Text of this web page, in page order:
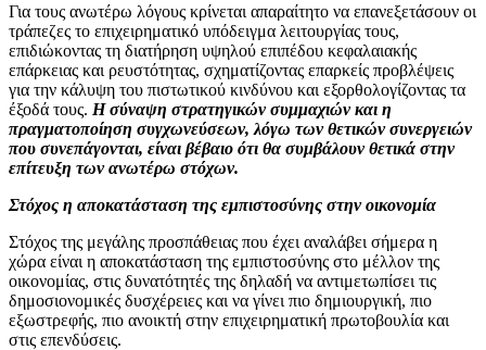
Για τους ανωτέρω λόγους κρίνεται απαραίτητο να επανεξετάσουν οι
τράπεζες το επιχειρηματικό υπόδειγμα λειτουργίας τους,
επιδιώκοντας τη διατήρηση υψηλού επιπέδου κεφαλαιακής
επάρκειας και ρευστότητας, σχηματίζοντας επαρκείς προβλέψεις
για την κάλυψη του πιστωτικού κινδύνου και εξορθολογίζοντας τα
έξοδά τους. Η σύναψη στρατηγικών συμμαχιών και η
πραγματοποίηση συγχωνεύσεων, λόγω των θετικών συνεργειών
που συνεπάγονται, είναι βέβαιο ότι θα συμβάλουν θετικά στην
επίτευξη των ανωτέρω στόχων.
Στόχος η αποκατάσταση της εμπιστοσύνης στην οικονομία
Στόχος της μεγάλης προσπάθειας που έχει αναλάβει σήμερα η
χώρα είναι η αποκατάσταση της εμπιστοσύνης στο μέλλον της
οικονομίας, στις δυνατότητές της δηλαδή να αντιμετωπίσει τις
δημοσιονομικές δυσχέρειες και να γίνει πιο δημιουργική, πιο
εξωστρεφής, πιο ανοικτή στην επιχειρηματική πρωτοβουλία και
στις επενδύσεις.